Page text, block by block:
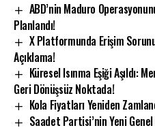
ABD’nin Maduro
Planlandı!
X Platformunda Erişim
Açıklama!
Küresel Isınma Eşiği Aşıldı:
Geri Dönüşsüz Noktada!
Kola Fiyatları Yeniden
Saadet Partisi’nin Yeni